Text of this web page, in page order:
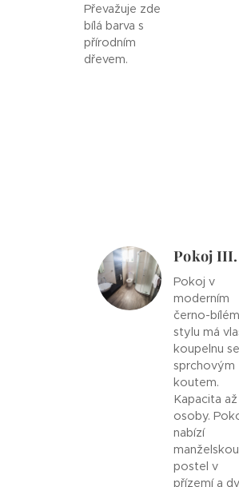
Převažuje zde
bílá barva s
přírodním
dřevem.
Pokoj III.
Pokoj v
moderním
černo-bílém
stylu má
koupelnu se
sprchovým
koutem.
Kapacita
osoby.
nabízí
manželskou
postel v
přízemí a